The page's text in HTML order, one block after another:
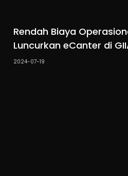
Rendah Biaya
Luncurkan eCanter di
2024-07-19